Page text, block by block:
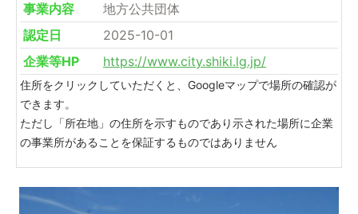
事業内容
地方公共団体
認定日
2025-10-01
企業等HP
https://www.city.shiki.lg.jp/
住所をクリックしていただくと、Googleマップで場所の確認が
できます。
ただし「所在地」の住所を示すものであり示された場所に企業
の事業所があることを保証するものではありません